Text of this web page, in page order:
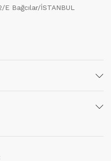
Bağcılar/İSTANBUL